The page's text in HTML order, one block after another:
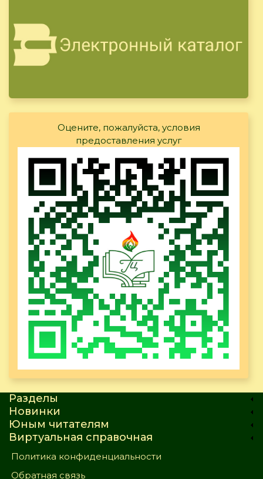
Оцените, пожалуйста, условия
предоставления услуг
Разделы
Новинки
Юным читателям
Виртуальная справочная
Политика конфиденциальности
Обратная связь